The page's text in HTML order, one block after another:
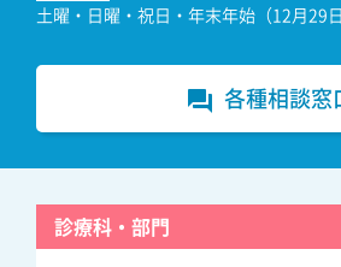
土曜・日曜・祝日・年末年始（12月29
forum 各種相談窓
診療科・部門